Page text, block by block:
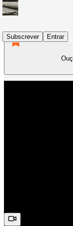
Subscrever
Entrar